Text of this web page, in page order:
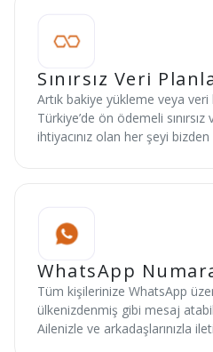
Sınırsız Veri
Artık bakiye yükleme veya
Türkiye’de ön ödemeli
ihtiyacınız olan her şeyi
WhatsApp
Tüm kişilerinize WhatsApp
ülkenizdenmiş gibi mesaj
Ailenizle ve arkadaşlarınızla